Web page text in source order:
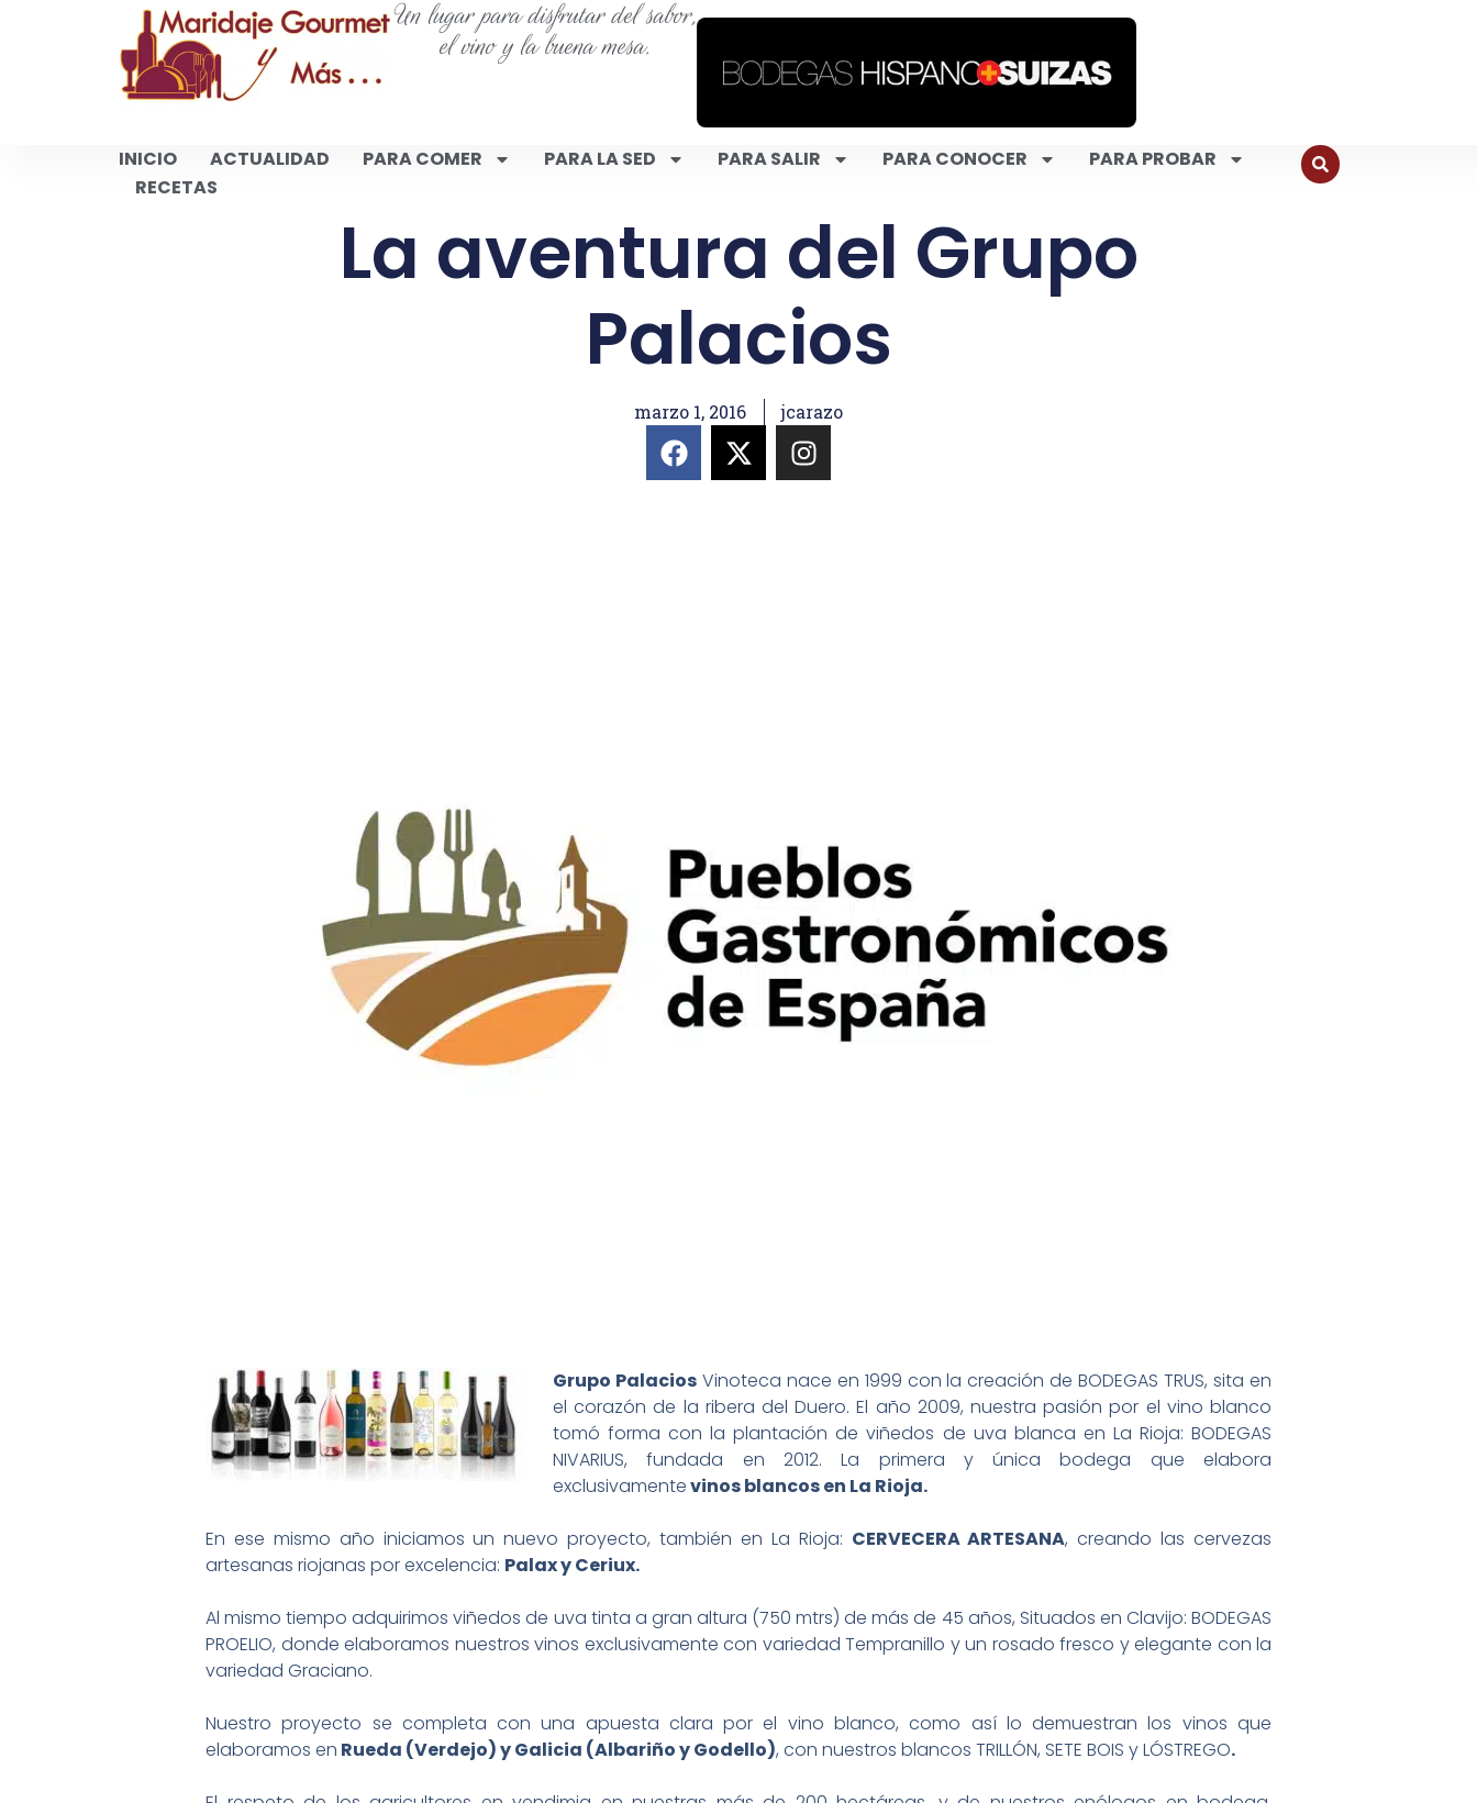
Un lugar para disfrutar del sabor,
el vino y la buena mesa.
INICIO ACTUALIDAD PARA COMER PARA LA SED PARA SALIR PARA CONOCER
PARA PROBAR
RECETAS
La aventura del Grupo
Palacios
marzo 1, 2016 jcarazo
Grupo PalaciosVinoteca nace en 1999 con la creación de BODEGAS TRUS, sita en
el corazón de la ribera del Duero. El año 2009, nuestra pasión por el vino blanco
tomó forma con la plantación de viñedos de uva blanca en La Rioja: BODEGAS
NIVARIUS, fundada en 2012. La primera y única bodega que elabora
exclusivamentevinos blancos en La Rioja.
En ese mismo año iniciamos un nuevo proyecto, también en La Rioja: CERVECERA ARTESANA, creando las cervezas
artesanas riojanas por excelencia: Palax y Ceriux.
Al mismo tiempo adquirimos viñedos de uva tinta a gran altura (750 mtrs) de más de 45 años, Situados en Clavijo: BODEGAS
PROELIO, donde elaboramos nuestros vinos exclusivamente con variedad Tempranillo y un rosado fresco y elegante con la
variedad Graciano.
Nuestro proyecto se completa con una apuesta clara por el vino blanco, como así lo demuestran los vinos que
elaboramos en Rueda (Verdejo) y Galicia (Albariño y Godello), con nuestros blancos TRILLÓN, SETE BOIS y LÓSTREGO.